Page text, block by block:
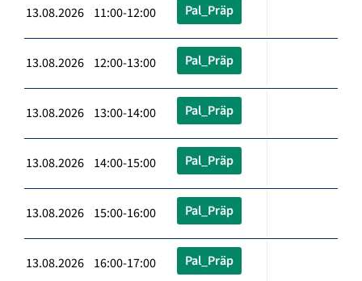
13.08.2026 11:00-12:00 Pal_Präp
13.08.2026 12:00-13:00 Pal_Präp
13.08.2026 13:00-14:00 Pal_Präp
13.08.2026 14:00-15:00 Pal_Präp
13.08.2026 15:00-16:00 Pal_Präp
13.08.2026 16:00-17:00 Pal_Präp